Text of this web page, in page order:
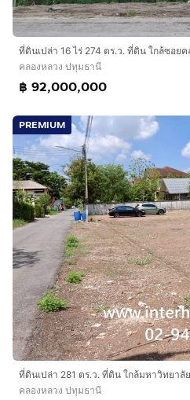
คลองหลวง ปทุมธานี
฿ 92,000,000
PREMIUM
คลองหลวง ปทุมธานี